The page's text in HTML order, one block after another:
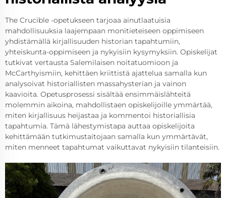
The Crucible -opetukseen tarjoaa ainutlaatuisia
mahdollisuuksia laajempaan monitieteiseen oppimiseen
yhdistämällä kirjallisuuden historian tapahtumiin,
yhteiskunta-oppimiseen ja nykyisiin kysymyksiin. Opiskelijat
tutkivat vertausta Salemilaisen noitatuomioon ja
McCarthyismiin, kehittäen kriittistä ajattelua samalla kun
analysoivat historiallisten massahysterian ja vainon
kaavioita. Opetusprosessi sisältää ensimmäislähteitä
molemmin aikoina, mahdollistaen opiskelijoille ymmärtää,
miten kirjallisuus heijastaa ja kommentoi historiallisia
tapahtumia. Tämä lähestymistapa auttaa opiskelijoita
kehittämään tutkimustaitojaan samalla kun ymmärtävät,
miten menneet tapahtumat vaikuttavat nykyisiin tilanteisiin.